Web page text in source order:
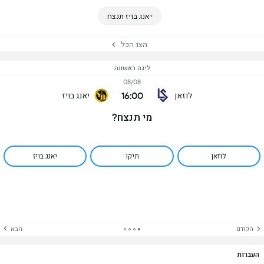
יאנג בויז תנצח
הצג הכל
ליגה ראשונה
לוזאן
08/08
16:00 יאנג בויז
מי תנצח?
לוזאן תיקו יאנג בויז
הקודם הבא
העברות